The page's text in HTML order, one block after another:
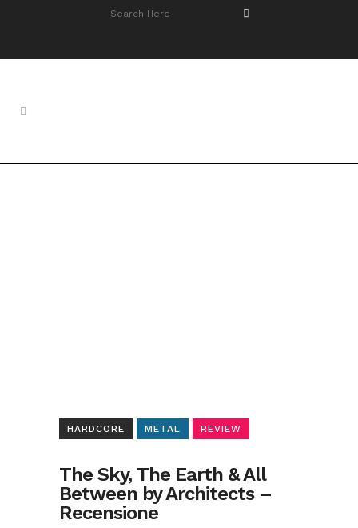
HARDCORE METAL REVIEW
The Sky, The Earth & All
Between by Architects –
Recensione